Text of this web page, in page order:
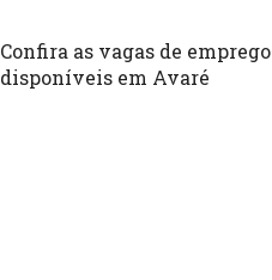
Confira as vagas de emprego
disponíveis em Avaré